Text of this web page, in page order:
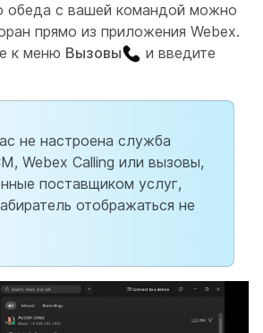
обеда с вашей командой можно
прямо из приложения Webex.
к меню Вызовы
и введите
не настроена служба
Webex Calling или вызовы,
поставщиком услуг,
отображаться не